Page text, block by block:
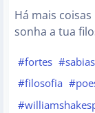
Há mais
sonha a tua
#fortes #sabias
#filosofia